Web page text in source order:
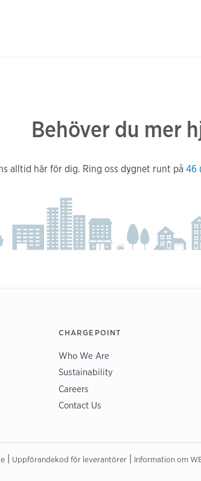
Behöver du mer
alltid här för dig. Ring oss dygnet runt på46
CHARGEPOINT
Who We Are
Sustainability
Careers
Contact Us
| Uppförandekod för leverantörer| Information om